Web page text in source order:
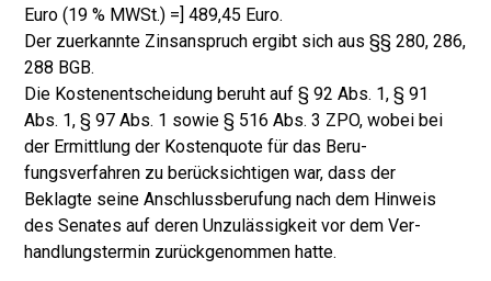
Euro (19 % MWSt.) =] 489,45 Euro.
Der zuerkannte Zinsanspruch ergibt sich aus §§ 280, 286,
288 BGB.
Die Kostenentscheidung beruht auf § 92 Abs. 1, § 91
Abs. 1, § 97 Abs. 1 sowie § 516 Abs. 3 ZPO, wobei bei
der Ermittlung der Kostenquote für das Beru­
fungsverfahren zu berücksichtigen war, dass der
Beklagte seine Anschlussbe­rufung nach dem Hinweis
des Senates auf deren Unzulässigkeit vor dem Ver­
handlungstermin zurückgenommen hatte.